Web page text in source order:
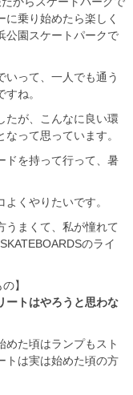
乗り始めたら楽しく
公園スケートパークで
いって、一人でも通う
ね。
たが、こんなに良い環
って思っています。
ドを持って行って、暑
くやりたいです。
うまくて、私が憧れて
のライ
】
トはやろうと思わな
めた頃はランプもスト
トは実は始めた頃の方